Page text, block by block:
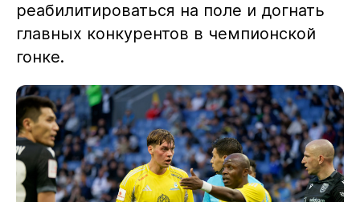
реабилитироваться на поле и догнать
главных конкурентов в чемпионской
гонке.